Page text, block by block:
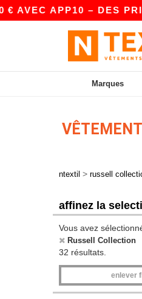
– DES PRIX
Marques
ntextil > russell
affinez la
Vous avez
Russell Collection
32 résultats.
enlever